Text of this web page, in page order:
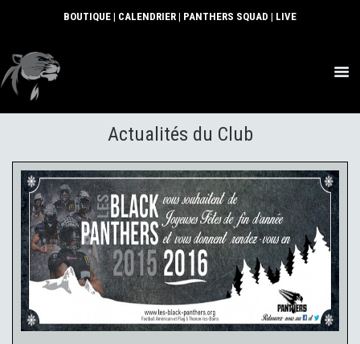
BOUTIQUE | CALENDRIER | PANTHERS SQUAD | LIVE
ACTUS
SECTIONS
COMMUNAUTÉ
PARTENAIRES
CONTACT
Actualités du Club
Actualités du Club 30 décembre 2015